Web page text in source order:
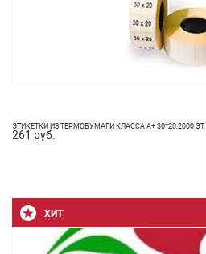
ЭТИКЕТКИ ИЗ ТЕРМОБУМАГИ КЛАССА А+ 30*20,2000 ЭТ.
261 руб.
ХИТ